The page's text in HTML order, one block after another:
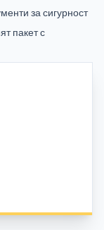
за сигурност
пакет с